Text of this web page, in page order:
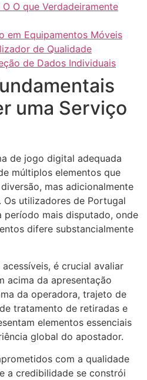
O que Verdadeiramente
em Equipamentos Móveis
de Qualidade
de Dados Individuais
uma Serviço
de jogo digital adequada
múltiplos elementos que
mas adicionalmente
utilizadores de Portugal
período mais disputado, onde
difere substancialmente
é crucial avaliar
acima da apresentação
da operadora, trajeto de
tratamento de retiradas e
elementos essenciais
global do apostador.
com a qualidade
a credibilidade se constrói